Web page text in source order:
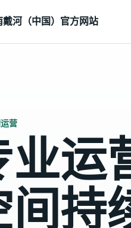
戴河（中国）官方网站
营
业运
间持